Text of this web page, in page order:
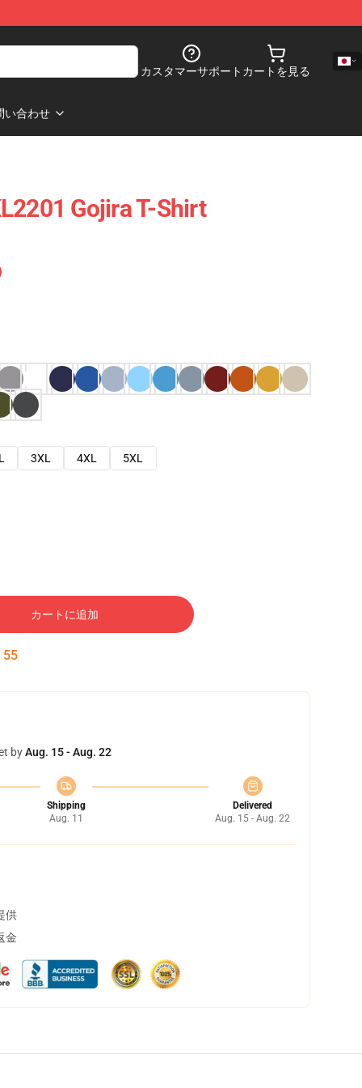
カスタマーサポート カートを見る
い合わせ
Gojira T-Shirt
3XL 4XL 5XL
カートに追加
54
byAug. 15 - Aug. 22
Shipping
Aug. 11
Delivered
Aug. 15 - Aug. 22
供
金